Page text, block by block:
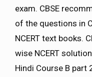
exam. CBSE
of the questions in
NCERT text books.
wise NCERT
Hindi Course B part